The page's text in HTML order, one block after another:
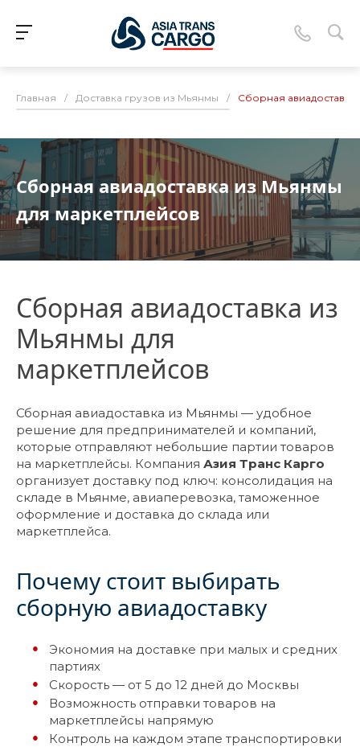
Главная / Доставка грузов из Мьянмы / Сборная
Сборная авиадоставка из Мьянмы
для маркетплейсов
Сборная авиадоставка из
Мьянмы для
маркетплейсов
Сборная авиадоставка из Мьянмы — удобное
решение для предпринимателей и компаний,
которые отправляют небольшие партии товаров
на маркетплейсы. Компания Азия Транс Карго
организует доставку под ключ: консолидация на
складе в Мьянме, авиаперевозка, таможенное
оформление и доставка до склада или
маркетплейса.
Почему стоит выбирать
сборную авиадоставку
Экономия на доставке при малых и средних
партиях
Скорость — от 5 до 12 дней до Москвы
Возможность отправки товаров на
маркетплейсы напрямую
Контроль на каждом этапе транспортировки